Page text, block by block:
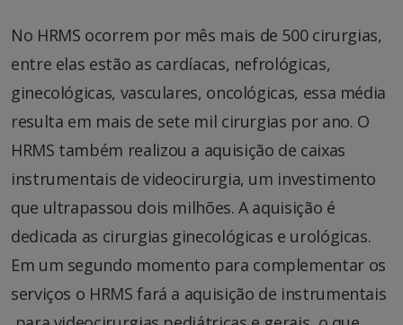
No HRMS ocorrem por mês mais de 500 cirurgias,
entre elas estão as cardíacas, nefrológicas,
ginecológicas, vasculares, oncológicas, essa média
resulta em mais de sete mil cirurgias por ano. O
HRMS também realizou a aquisição de caixas
instrumentais de videocirurgia, um investimento
que ultrapassou dois milhões. A aquisição é
dedicada as cirurgias ginecológicas e urológicas.
Em um segundo momento para complementar os
serviços o HRMS fará a aquisição de instrumentais